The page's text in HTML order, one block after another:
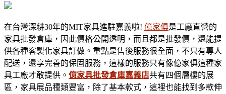
在台灣深耕30年的MIT家具進駐嘉義啦! 億家俱是工廠直營的
家具批發倉庫，因此價格公開透明，而且都是批發價，還能提
供各種客製化家具訂做。重點是售後服務很全面，不只有專人
配送，還享完善的保固服務，這樣的服務只有像億家俱這種家
具工廠才敢提供。 億家具批發倉庫嘉義店共有四個層樓的展
區，家具展品種類豐富，除了基本款式，這裡也能找到多款伸